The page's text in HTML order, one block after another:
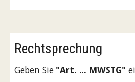
Rechtsprechung
Geben Sie "Art. ... MWSTG"